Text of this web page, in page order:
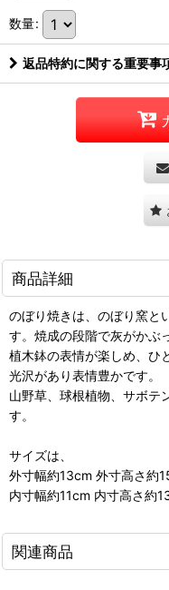
数量:
返品特約に関する重要事
商品詳細
のぼり焼きは、のぼり窯と
す。焼成の段階で灰がかぶ
植木鉢の表情が楽しめ、ひ
光沢があり表情豊かです。
山野草、球根植物、サボテ
す。
サイズは、
外寸幅約13cm 外寸高さ約
内寸幅約11cm 内寸高さ約
関連商品